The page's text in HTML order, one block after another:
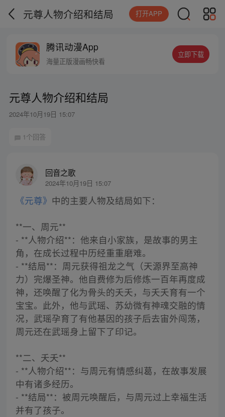
元尊人物介绍和结局 打开APP
腾讯动漫App
海量正版漫画畅快看
立即下载
元尊人物介绍和结局
2024年10月19日 15:07
1个回答
回音之歌
2024年10月19日 15:07
《元尊》 中的主要人物及结局如下：
**一、周元**
- **人物介绍**：他来自小家族，是故事的男主
角，在成长过程中历经重重磨难。
- **结局**：周元获得祖龙之气（天源界至高神
力）完爆圣神。他自费修为后修炼一百年再度成
神，还唤醒了化为骨头的夭夭，与夭夭育有一个
宝宝。此外，他与武瑶、苏幼微有神魂交融的情
况，武瑶孕育了有他基因的孩子后去宙外闯荡，
周元还在武瑶身上留下了印记。
**二、夭夭**
- **人物介绍**：与周元有情感纠葛，在故事发展
中有诸多经历。
- **结局**：被周元唤醒后，与周元过上幸福生活
并有了孩子。